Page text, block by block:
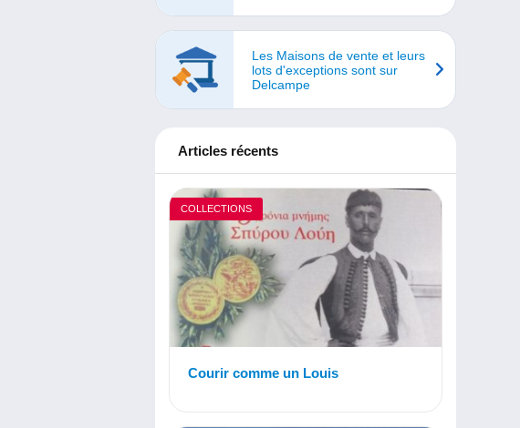
Les Maisons de vente et leurs
lots d'exceptions sont sur
Delcampe
Articles récents
COLLECTIONS
Courir comme un Louis